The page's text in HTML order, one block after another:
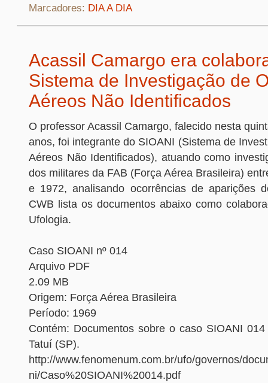
Marcadores: DIA A DIA
Acassil Camargo era
Sistema de Investigação de
Aéreos Não Identificados
O professor Acassil Camargo, falecido nesta
anos, foi integrante do SIOANI (Sistema de
Aéreos Não Identificados), atuando como
dos militares da FAB (Força Aérea Brasileira)
e 1972, analisando ocorrências de aparições
CWB lista os documentos abaixo como
Ufologia.
Caso SIOANI nº 014
Arquivo PDF
2.09 MB
Origem: Força Aérea Brasileira
Período: 1969
Contém: Documentos sobre o caso SIOANI
Tatuí (SP).
http://www.fenomenum.com.br/ufo/governos/
ni/Caso%20SIOANI%20014.pdf